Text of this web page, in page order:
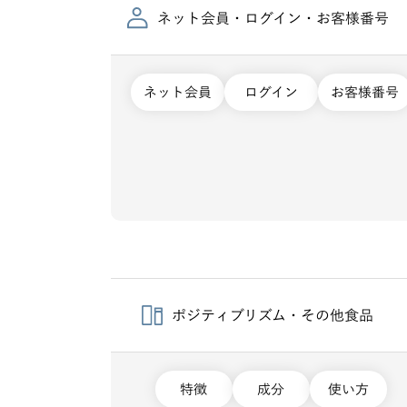
ネット会員・ログイン・お客様番号
ネット会員 ログイン お客様番号
ポジティブリズム・その他食品
特徴 成分 使い方